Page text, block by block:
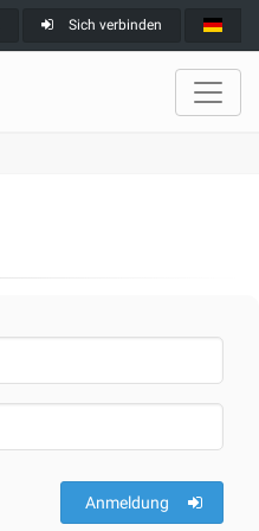
Sich verbinden
Anmeldung